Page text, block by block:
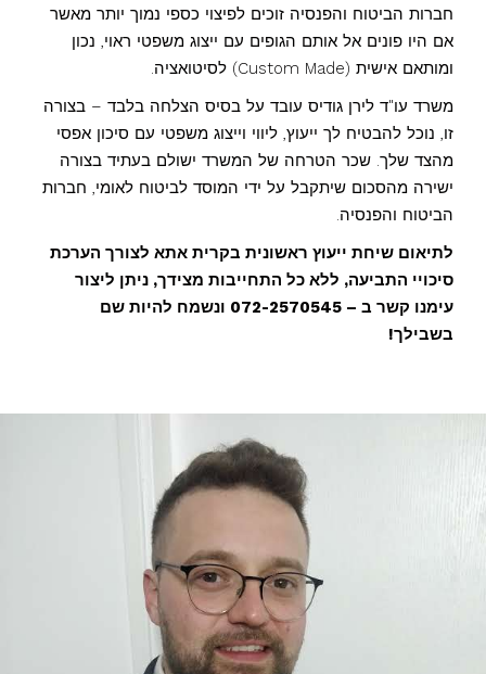
חברות הביטוח והפנסיה זוכים לפיצוי כספי נמוך יותר מאשר
אם היו פונים אל אותם הגופים עם ייצוג משפטי ראוי, נכון
ומותאם אישית (Custom Made) לסיטואציה.
משרד עו"ד לירן גודיס עובד על בסיס הצלחה בלבד – בצורה
זו, נוכל להבטיח לך ייעוץ, ליווי וייצוג משפטי עם סיכון אפסי
מהצד שלך. שכר הטרחה של המשרד ישולם בעתיד בצורה
ישירה מהסכום שיתקבל על ידי המוסד לביטוח לאומי, חברות
הביטוח והפנסיה.
לתיאום שיחת ייעוץ ראשונית בקרית אתא לצורך הערכת
סיכויי התביעה, ללא כל התחייבות מצידך, ניתן ליצור
עימנו קשר ב – 072-2570545 ונשמח להיות שם
בשבילך!